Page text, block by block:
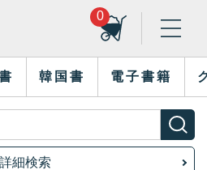
0
韓国書 電子書籍
詳細検索